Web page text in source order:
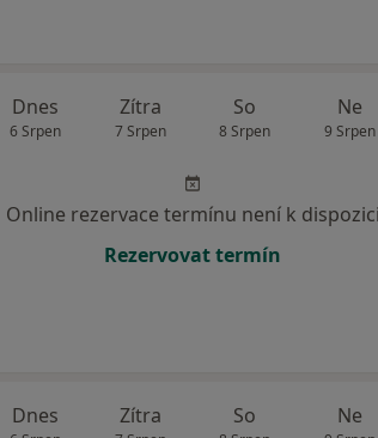
Dnes
6 Srpen
Zítra
7 Srpen
So
8 Srpen
Ne
9 Srpen
Online rezervace termínu není k dispozici
Rezervovat termín
Dnes Zítra So Ne